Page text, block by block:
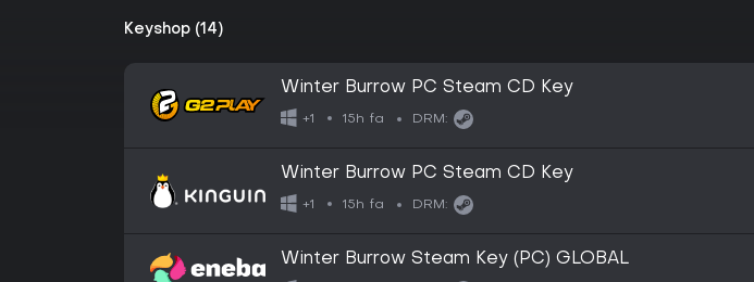
Keyshop (14)
Winter Burrow PC Steam CD Key
+1 15h fa DRM:
Winter Burrow PC Steam CD Key
+1 15h fa DRM:
Winter Burrow Steam Key (PC) GLOBAL